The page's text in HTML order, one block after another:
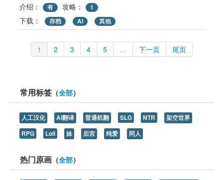
介绍：
有 攻略： 1
下载： 存档 AI 其他
1 2 3 4 5 … 下一页 尾页
常用标签 （全部）
人工汉化 AI翻译 普通机翻 SLG NTR
架空世界
RPG
Loli 妹 后宫 纯爱 同人
热门原画 （全部）